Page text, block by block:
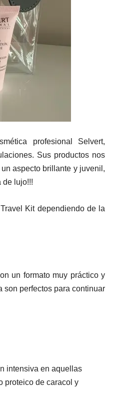
profesional Selvert,
Sus productos nos
aspecto brillante y juvenil,
de lujo!!!
Kit dependiendo de la
un formato muy práctico y
son perfectos para continuar
intensiva en aquellas
proteico de caracol y